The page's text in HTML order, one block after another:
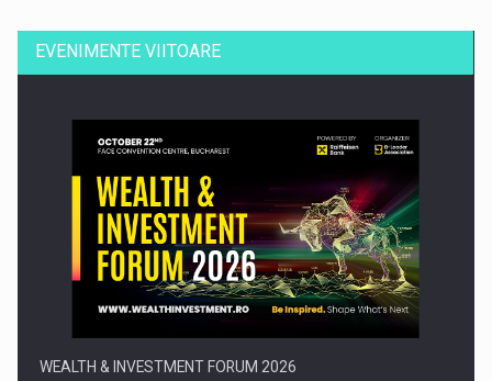
Comunicat de presa: Joburile part-time reincep sa intre pe…
EVENIMENTE VIITOARE
WEALTH & INVESTMENT FORUM 2026